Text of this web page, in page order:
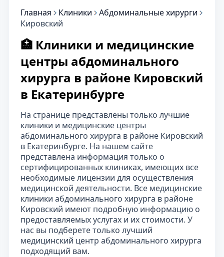
Главная Клиники
Абдоминальные хирурги
Кировский
🏥 Клиники и медицинские
центры абдоминального
хирурга в районе Кировский
в Екатеринбурге
На странице представлены только лучшие
клиники и медицинские центры
абдоминального хирурга в районе Кировский
в Екатеринбурге. На нашем сайте
представлена информация только о
сертифицированных клиниках, имеющих все
необходимые лицензии для осуществления
медицинской деятельности. Все медицинские
клиники абдоминального хирурга в районе
Кировский имеют подробную информацию о
предоставляемых услугах и их стоимости. У
нас вы подберете только лучший
медицинский центр абдоминального хирурга
подходящий вам.